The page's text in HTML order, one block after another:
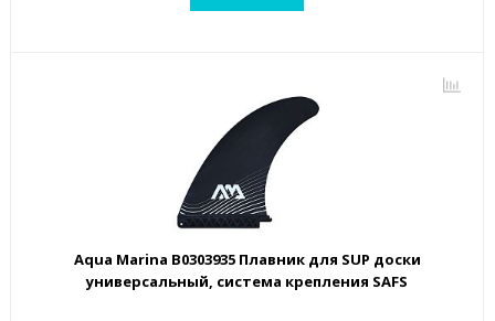
Aqua Marina B0303935 Плавник для SUP доски
универсальный, система крепления SAFS